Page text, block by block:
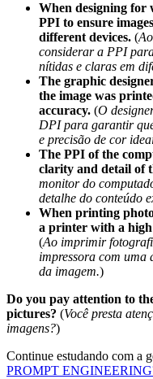
When designing for
PPI to ensure
different devices. (
considerar a PPI
nítidas e claras em
The graphic
the image was
accuracy. (O
DPI para garantir
e precisão de cor
The PPI of the
clarity and detail of
monitor do
detalhe do conteúdo
When printing
a printer with a
(Ao imprimir
impressora com
da imagem.)
Do you pay attention to
pictures? (Você presta
imagens?)
Continue estudando com a
PROMPT